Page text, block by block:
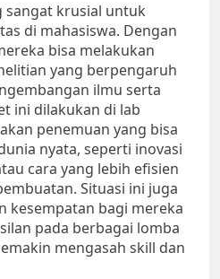
sangat krusial untuk
di mahasiswa. Dengan
bisa melakukan
yang berpengaruh
ilmu serta
ini dilakukan di lab
penemuan yang bisa
nyata, seperti inovasi
cara yang lebih efisien
Situasi ini juga
kesempatan bagi mereka
pada berbagai lomba
mengasah skill dan